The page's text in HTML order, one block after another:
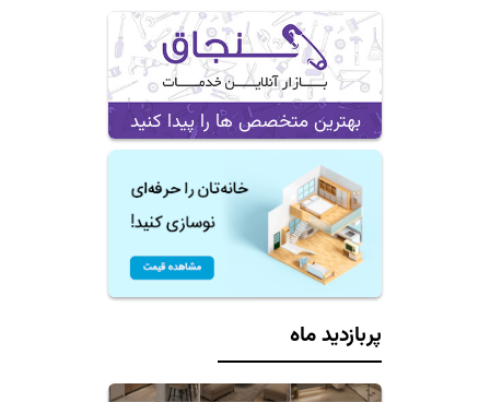
بهترین متخصص ها را پیدا کنید
پربازدید ماه